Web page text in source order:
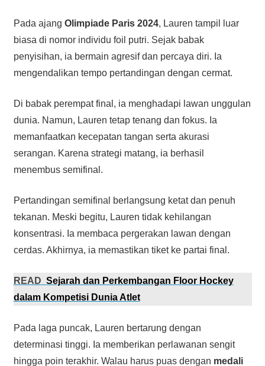
Pada ajang Olimpiade Paris 2024, Lauren tampil luar
biasa di nomor individu foil putri. Sejak babak
penyisihan, ia bermain agresif dan percaya diri. Ia
mengendalikan tempo pertandingan dengan cermat.
Di babak perempat final, ia menghadapi lawan unggulan
dunia. Namun, Lauren tetap tenang dan fokus. Ia
memanfaatkan kecepatan tangan serta akurasi
serangan. Karena strategi matang, ia berhasil
menembus semifinal.
Pertandingan semifinal berlangsung ketat dan penuh
tekanan. Meski begitu, Lauren tidak kehilangan
konsentrasi. Ia membaca pergerakan lawan dengan
cerdas. Akhirnya, ia memastikan tiket ke partai final.
READ Sejarah dan Perkembangan Floor Hockey
dalam Kompetisi Dunia Atlet
Pada laga puncak, Lauren bertarung dengan
determinasi tinggi. Ia memberikan perlawanan sengit
hingga poin terakhir. Walau harus puas dengan medali